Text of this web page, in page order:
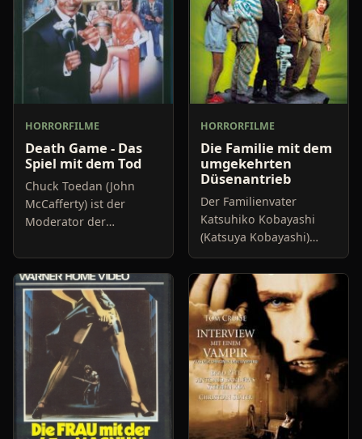
HORRORFILME
Death Game - Das
Spiel mit dem Tod
Chuck Toedan (John
McCafferty) ist der
Moderator der
Gameshow "Live or Die",
in der zum Tode
verurteilte Verbrecher
die Chance
HORRORFILME
Die Familie mit dem
umgekehrten
Düsenantrieb
Der Familienvater
Katsuhiko Kobayashi
(Katsuya Kobayashi)
macht sich ernsthafte
Sorgen um seine
Familie, bei der er schon
seit geraumer Zeit erste
Anzeichen vo